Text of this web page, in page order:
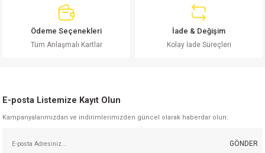
Ürün bilgilerinde hatalar bulunuyor.
Bu ürüne benzer farklı alternatifler olmalı.
Gönder
Ödeme Seçenekleri
Tüm Anlaşmalı Kartlar
İade & Değişim
Kolay İade Süreçleri
E-posta Listemize Kayıt Olun
Kampanyalarımızdan ve indirimlerimizden güncel olarak haberdar olun.
GÖNDER